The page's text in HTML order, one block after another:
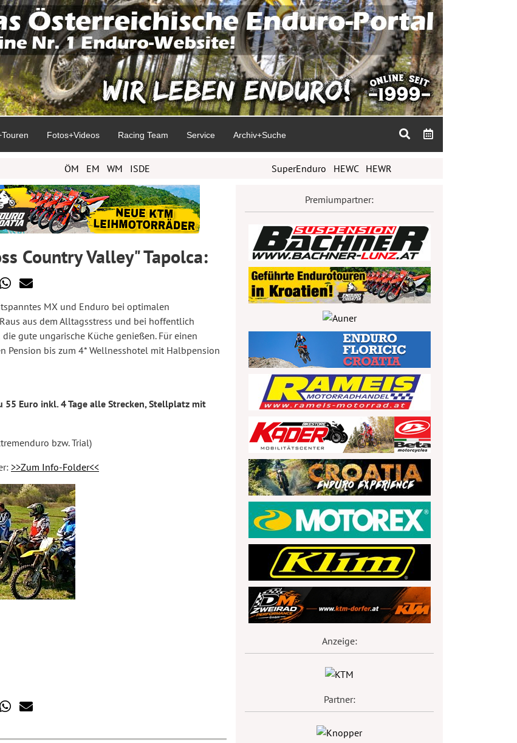
Fotos+Videos Racing Team Service Archiv+Suche
ÖM EM WM ISDE SuperEnduro HEWC HEWR
Country Valley" Tapolca:
MX und Enduro bei optimalen
aus dem Alltagsstress und bei hoffentlich
gute ungarische Küche genießen. Für einen
Pension bis zum 4* Wellnesshotel mit Halbpension
55 Euro inkl. 4 Tage alle Strecken, Stellplatz mit
bzw. Trial)
>>Zum Info-Folder<<
Premiumpartner:
Anzeige:
Partner: